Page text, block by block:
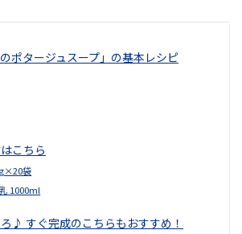
ポタージュスープ」の基本レシピ
こちら
袋
1000ml
♪ すぐ完成のこちらもおすすめ！